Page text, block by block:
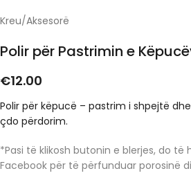
Kreu/Aksesorë
Polir për Pastrimin e
€12.00
Polir për këpucë – pastrim i shpejtë
çdo përdorim.
*Pasi të klikosh butonin e blerjes, do të
Facebook për të përfunduar porosinë